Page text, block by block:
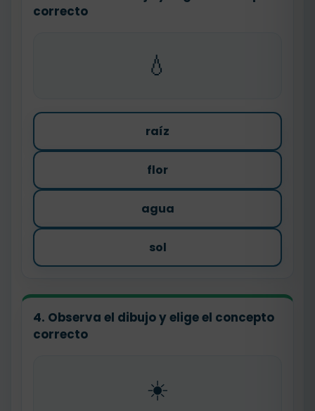
correcto
💧
raíz
flor
agua
sol
4. Observa el dibujo y elige el concepto
correcto
☀️